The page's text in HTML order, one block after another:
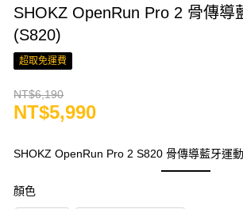
SHOKZ OpenRun Pro 2 骨傳導
(S820)
超取免運費
NT$6,190
NT$5,990
SHOKZ OpenRun Pro 2 S820 骨傳導藍牙運
顏色